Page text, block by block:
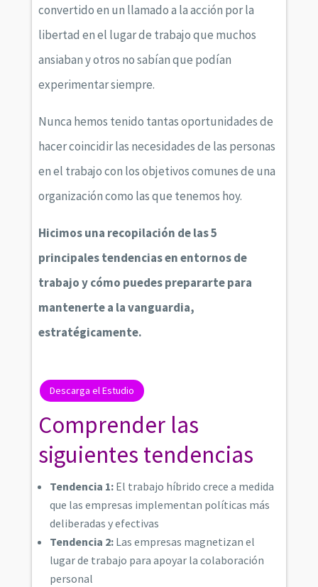
convertido en un llamado a la acción por la
libertad en el lugar de trabajo que muchos
ansiaban y otros no sabían que podían
experimentar siempre.
Nunca hemos tenido tantas oportunidades de
hacer coincidir las necesidades de las personas
en el trabajo con los objetivos comunes de una
organización como las que tenemos hoy.
Hicimos una recopilación de las 5
principales tendencias en entornos de
trabajo y cómo puedes prepararte para
mantenerte a la vanguardia,
estratégicamente.
Descarga el Estudio
Comprender las
siguientes tendencias
Tendencia 1:El trabajo híbrido crece a medida
que las empresas implementan políticas más
deliberadas y efectivas
Tendencia 2:Las empresas magnetizan el
lugar de trabajo para apoyar la colaboración
personal